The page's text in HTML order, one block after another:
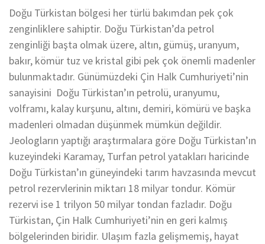
Doğu Türkistan bölgesi her türlü bakımdan pek çok
zenginliklere sahiptir. Doğu Türkistan’da petrol
zenginliği başta olmak üzere, altın, gümüş, uranyum,
bakır, kömür tuz ve kristal gibi pek çok önemli madenler
bulunmaktadır. Günümüzdeki Çin Halk Cumhuriyeti’nin
sanayisini Doğu Türkistan’ın petrolü, uranyumu,
volframı, kalay kurşunu, altını, demiri, kömürü ve başka
madenleri olmadan düşünmek mümkün değildir.
Jeologların yaptığı araştırmalara göre Doğu Türkistan’ın
kuzeyindeki Karamay, Turfan petrol yatakları haricinde
Doğu Türkistan’ın güneyindeki tarım havzasında mevcut
petrol rezervlerinin miktarı 18 milyar tondur. Kömür
rezervi ise 1 trilyon 50 milyar tondan fazladır. Doğu
Türkistan, Çin Halk Cumhuriyeti’nin en geri kalmış
bölgelerinden biridir. Ulaşım fazla gelişmemiş, hayat